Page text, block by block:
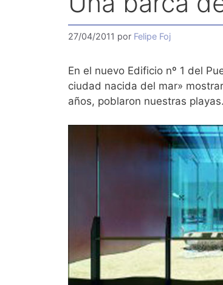
27/04/2011 por Felipe Foj
En el nuevo Edificio nº 1 del
ciudad nacida del mar»
años, poblaron nuestras playas.